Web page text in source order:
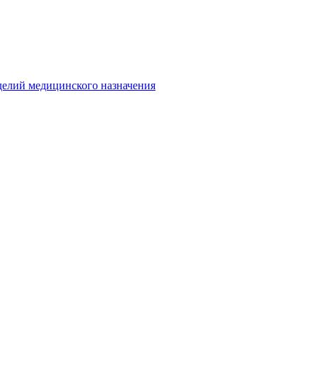
медицинского назначения